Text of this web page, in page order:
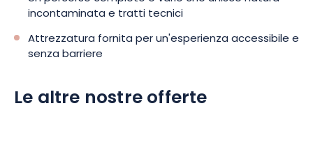
incontaminata e tratti tecnici
Attrezzatura fornita per un'esperienza accessibile e
senza barriere
Le altre nostre offerte